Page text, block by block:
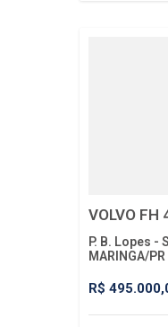
VOLVO FH
P. B. Lopes -
MARINGA/PR
R$